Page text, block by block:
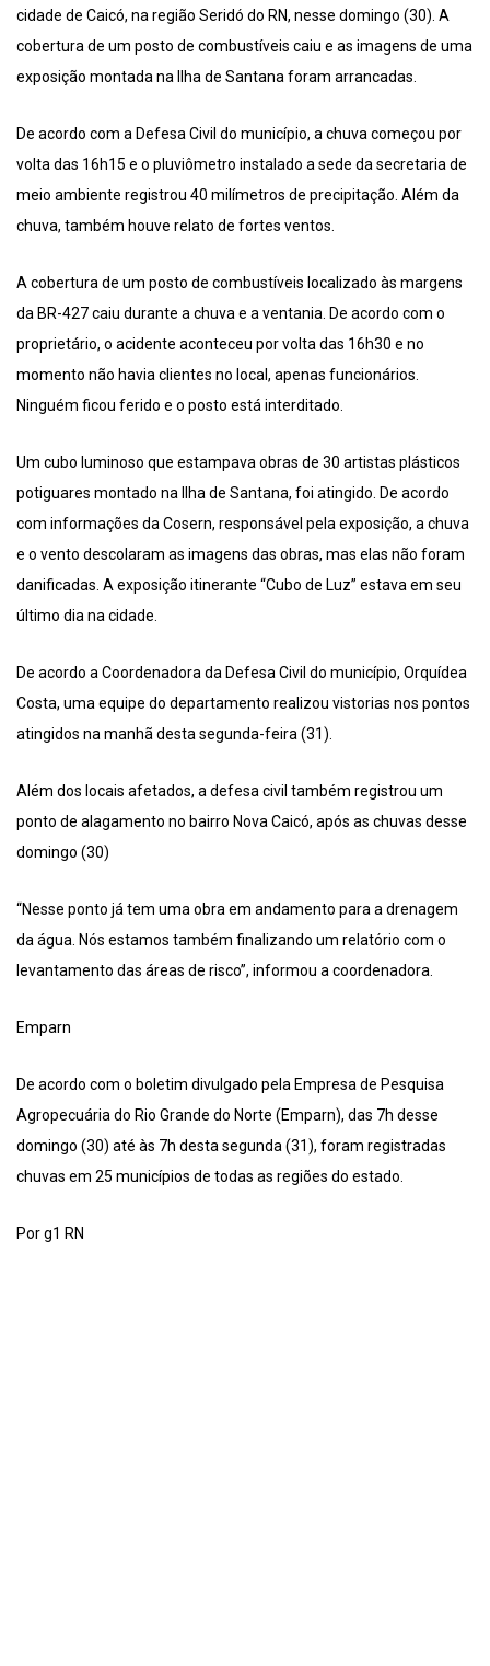
cidade de Caicó, na região Seridó do RN, nesse domingo (30). A
cobertura de um posto de combustíveis caiu e as imagens de uma
exposição montada na Ilha de Santana foram arrancadas.
De acordo com a Defesa Civil do município, a chuva começou por
volta das 16h15 e o pluviômetro instalado a sede da secretaria de
meio ambiente registrou 40 milímetros de precipitação. Além da
chuva, também houve relato de fortes ventos.
A cobertura de um posto de combustíveis localizado às margens
da BR-427 caiu durante a chuva e a ventania. De acordo com o
proprietário, o acidente aconteceu por volta das 16h30 e no
momento não havia clientes no local, apenas funcionários.
Ninguém ficou ferido e o posto está interditado.
Um cubo luminoso que estampava obras de 30 artistas plásticos
potiguares montado na Ilha de Santana, foi atingido. De acordo
com informações da Cosern, responsável pela exposição, a chuva
e o vento descolaram as imagens das obras, mas elas não foram
danificadas. A exposição itinerante “Cubo de Luz” estava em seu
último dia na cidade.
De acordo a Coordenadora da Defesa Civil do município, Orquídea
Costa, uma equipe do departamento realizou vistorias nos pontos
atingidos na manhã desta segunda-feira (31).
Além dos locais afetados, a defesa civil também registrou um
ponto de alagamento no bairro Nova Caicó, após as chuvas desse
domingo (30)
“Nesse ponto já tem uma obra em andamento para a drenagem
da água. Nós estamos também finalizando um relatório com o
levantamento das áreas de risco”, informou a coordenadora.
Emparn
De acordo com o boletim divulgado pela Empresa de Pesquisa
Agropecuária do Rio Grande do Norte (Emparn), das 7h desse
domingo (30) até às 7h desta segunda (31), foram registradas
chuvas em 25 municípios de todas as regiões do estado.
Por g1 RN